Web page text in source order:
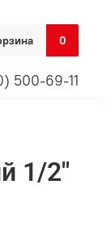
0
500-69-11
1/2"